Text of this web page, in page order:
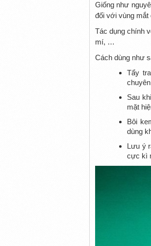
Giống như
đối với vùng mắt
Tác dụng chính
mí, …
Cách dùng như
Tẩy
Sau
mặt
Bôi
dùng
Lưu ý
cực kì